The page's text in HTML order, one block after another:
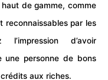
de gamme, comme
reconnaissables par les
d’avoir
une personne de bons
aux riches.